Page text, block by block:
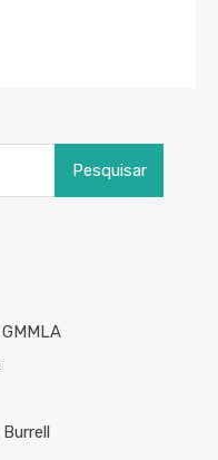
por: